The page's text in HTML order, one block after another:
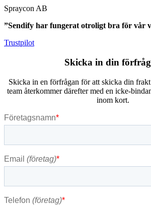
Spraycon AB
”Sendify har fungerat otroligt bra för vår
Trustpilot
Skicka in din
Skicka in en förfrågan för att skicka din
team återkommer därefter med en icke-
inom kort.